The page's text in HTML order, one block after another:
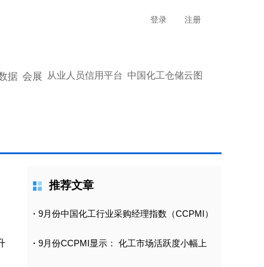
登录 注册
据 会展 从业人员信用平台 中国化工仓储云图
推荐文章
· 9月份中国化工行业采购经理指数（CCPMI）
· 9月份CCPMI显示： 化工市场活跃度小幅上